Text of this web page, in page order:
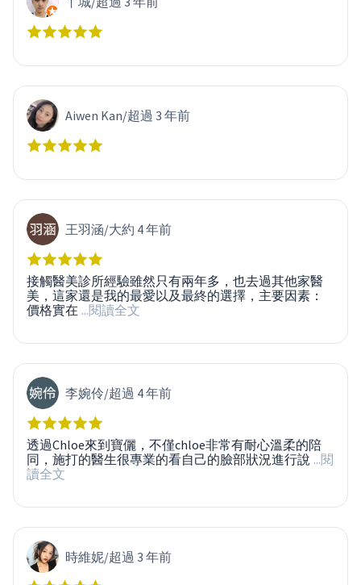
Aiwen Kan/超過 3 年前
王羽涵/大約 4 年前
接觸醫美診所經驗雖然只有兩年多，也去過其他家醫
美，這家還是我的最愛以及最終的選擇，主要因素：
價格實在 ...閱讀全文
李婉伶/超過 4 年前
透過Chloe來到寶儷，不僅chloe非常有耐心溫柔的陪
同，施打的醫生很專業的看自己的臉部狀況進行說 ...閱
讀全文
時維妮/超過 3 年前